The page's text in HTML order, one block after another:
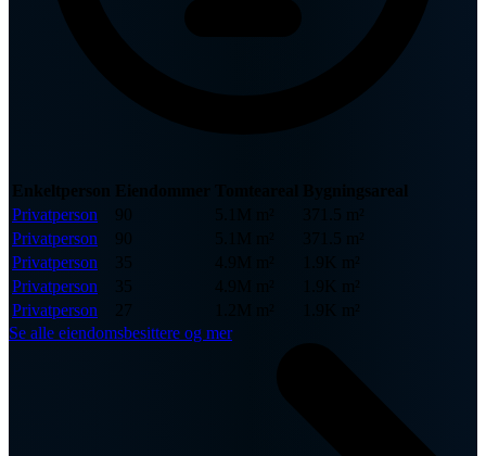
Enkeltperson Eiendommer
Bygningsareal
Privatperson
90
371.5 m²
Privatperson
90
Privatperson
35
Privatperson
35
Privatperson
27
Se alle eiendomsbesittere og mer